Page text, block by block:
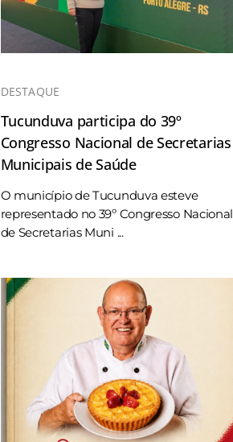
DESTAQUE
Tucunduva participa do 39º
Congresso Nacional de Secretarias
Municipais de Saúde
O município de Tucunduva esteve
representado no 39º Congresso Nacional
de Secretarias Muni ...